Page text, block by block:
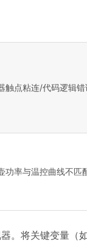
触点粘连/代码逻辑错
功率与温控曲线不匹
。将关键变量（